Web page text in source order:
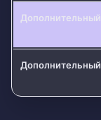
Дополнительный
Дополнительный